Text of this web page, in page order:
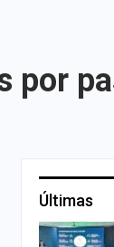
por
Últimas